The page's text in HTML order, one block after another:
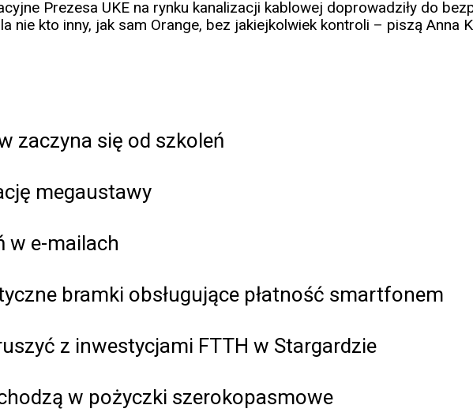
Prezesa UKE na rynku kanalizacji kablowej doprowadziły do
nie kto inny, jak sam Orange, bez jakiejkolwiek kontroli – piszą Anna
zaczyna się od szkoleń
megaustawy
w e-mailach
bramki obsługujące płatność smartfonem
z inwestycjami FTTH w Stargardzie
w pożyczki szerokopasmowe